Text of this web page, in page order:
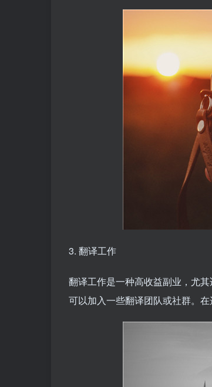
3. 翻译工作
翻译工作是一种高收益副业，尤
可以加入一些翻译团队或社群。